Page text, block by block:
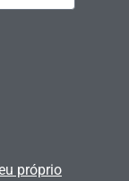
próprio